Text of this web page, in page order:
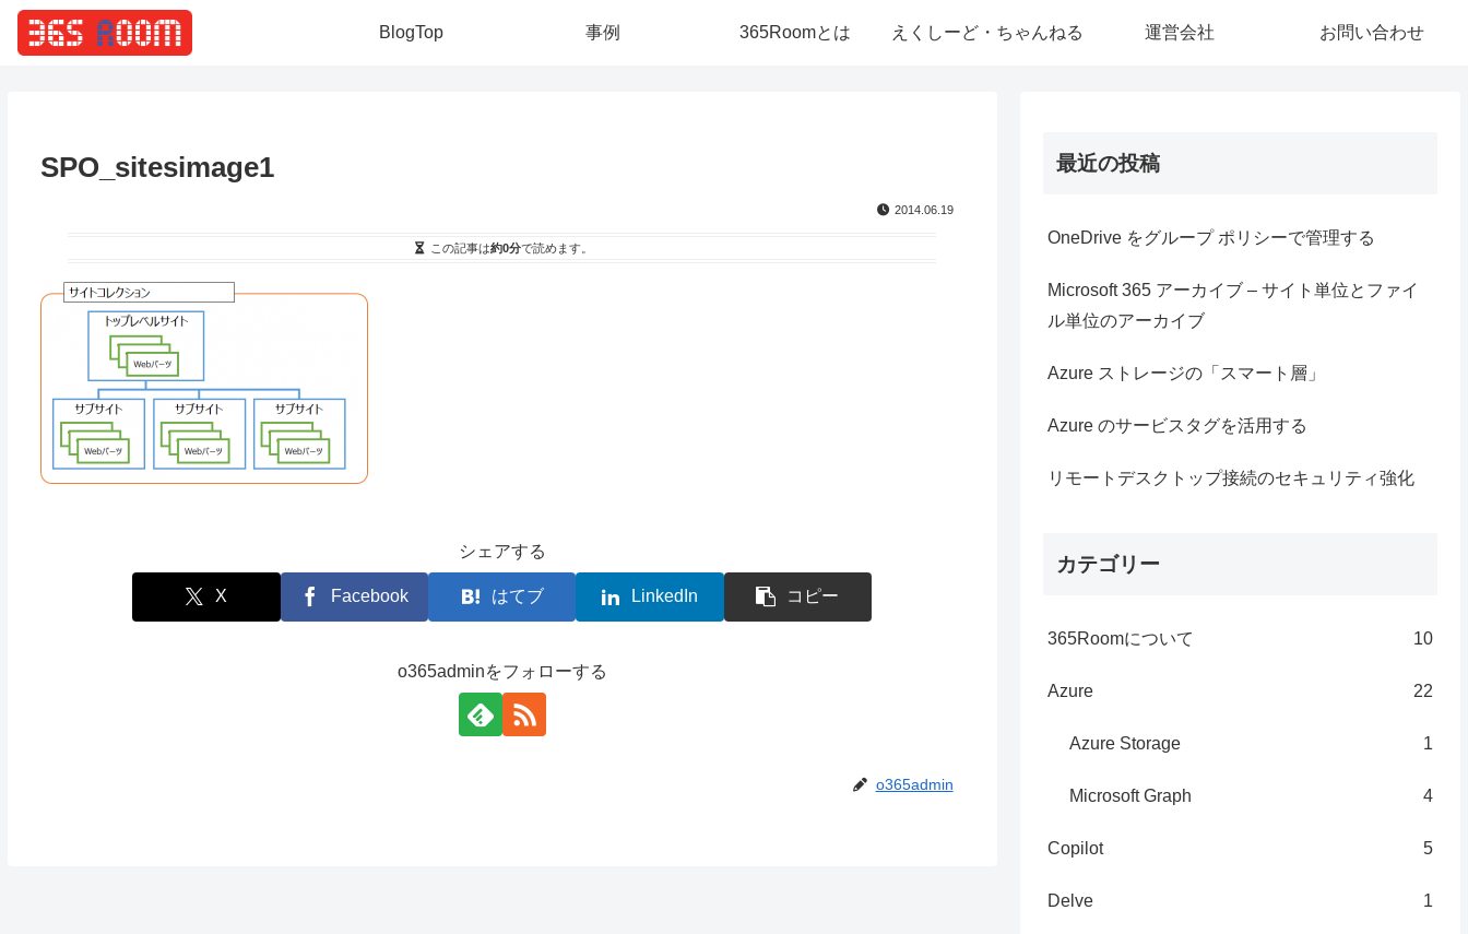
BlogTop 事例 365Roomとは えくしーど・ちゃんねる 運営会社 お問い合わせ
SPO_sitesimage1
2014.06.19
この記事は約0分で読めます。
シェアする
X Facebook はてブ LinkedIn コピー
o365adminをフォローする
o365admin
最近の投稿
OneDrive をグループ ポリシーで管理する
Microsoft 365 アーカイブ – サイト単位とファイ
ル単位のアーカイブ
Azure ストレージの「スマート層」
Azure のサービスタグを活用する
リモートデスクトップ接続のセキュリティ強化
カテゴリー
365Roomについて 10
Azure 22
Azure Storage 1
Microsoft Graph 4
Copilot 5
Delve 1